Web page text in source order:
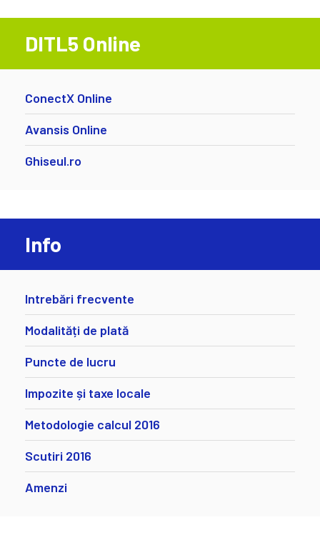
DITL5 Online
ConectX Online
Avansis Online
Ghiseul.ro
Info
Intrebări frecvente
Modalități de plată
Puncte de lucru
Impozite și taxe locale
Metodologie calcul 2016
Scutiri 2016
Amenzi